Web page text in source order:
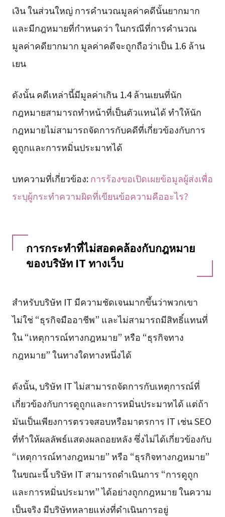
เงิน ในส่วนใหญ่ การคำนวณมูลค่าคดีนั้นยากมาก
และมีกฎหมายที่กำหนดว่า ในกรณีที่การคำนวณ
มูลค่าคดียากมาก มูลค่าคดีจะถูกถือว่าเป็น 1.6 ล้าน
เยน
ดังนั้น คดีเหล่านี้มีมูลค่าเกิน 1.4 ล้านเยนที่นัก
กฎหมายสามารถทำหน้าที่เป็นตัวแทนได้ ทำให้นัก
กฎหมายไม่สามารถจัดการกับคดีที่เกี่ยวข้องกับการ
ดูถูกและการหมิ่นประมาทได้
บทความที่เกี่ยวข้อง:การร้องขอเปิดเผยข้อมูลผู้ส่งเพื่อ
ระบุผู้กระทำความผิดที่เขียนข้อความคืออะไร?
การกระทำที่ไม่สอดคล้องกับกฎหมาย
ของบริษัท IT ทางเว็บ
สำหรับบริษัท IT มีความชัดเจนมากขึ้นว่าพวกเขา
ไม่ใช่ “ธุรกิจมืออาชีพ” และไม่สามารถมีสิทธิ์แทนที่
ใน “เหตุการณ์ทางกฎหมาย” หรือ “ธุรกิจทาง
กฎหมาย” ในทางใดทางหนึ่งได้
ดังนั้น, บริษัท IT ไม่สามารถจัดการกับเหตุการณ์ที่
เกี่ยวข้องกับการดูถูกและการหมิ่นประมาทได้ แต่ถ้า
มันเป็นเพียงการตรวจสอบหรือมาตรการ IT เช่น SEO
ที่ทำให้ผลลัพธ์แสดงผลถอยหลัง ซึ่งไม่ได้เกี่ยวข้องกับ
“เหตุการณ์ทางกฎหมาย” หรือ “ธุรกิจทางกฎหมาย”
ในขณะนี้ บริษัท IT สามารถดำเนินการ “การดูถูก
และการหมิ่นประมาท” ได้อย่างถูกกฎหมาย ในความ
เป็นจริง มีบริษัทหลายแห่งที่ดำเนินการอยู่